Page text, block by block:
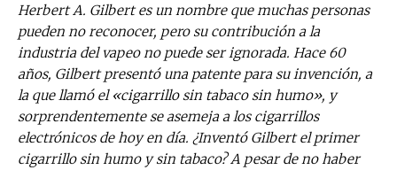
Herbert A. Gilbert es un nombre que muchas personas
pueden no reconocer, pero su contribución a la
industria del vapeo no puede ser ignorada. Hace 60
años, Gilbert presentó una patente para su invención, a
la que llamó el «cigarrillo sin tabaco sin humo», y
sorprendentemente se asemeja a los cigarrillos
electrónicos de hoy en día. ¿Inventó Gilbert el primer
cigarrillo sin humo y sin tabaco? A pesar de no haber